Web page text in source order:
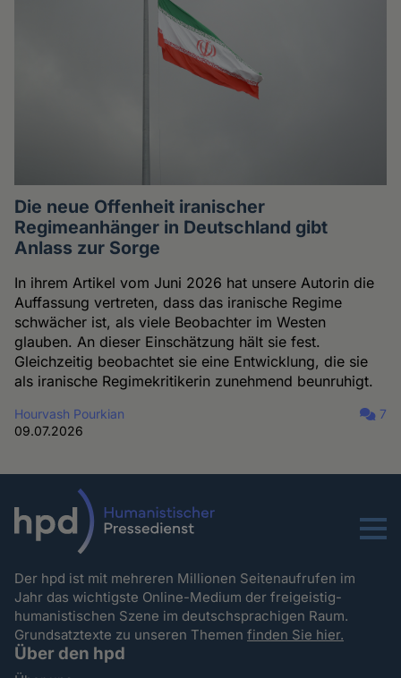
Die neue Offenheit iranischer
Regimeanhänger in Deutschland gibt
Anlass zur Sorge
In ihrem Artikel vom Juni 2026 hat unsere Autorin die
Auffassung vertreten, dass das iranische Regime
schwächer ist, als viele Beobachter im Westen
glauben. An dieser Einschätzung hält sie fest.
Gleichzeitig beobachtet sie eine Entwicklung, die sie
als iranische Regimekritikerin zunehmend beunruhigt.
Hourvash Pourkian
09.07.2026
7
Menu
Der hpd ist mit mehreren Millionen Seitenaufrufen im
Jahr das wichtigste Online-Medium der freigeistig-
humanistischen Szene im deutschsprachigen Raum.
Grundsatztexte zu unseren Themenfinden Sie hier.
Über den hpd